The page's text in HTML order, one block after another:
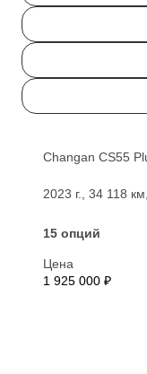
Changan CS55
2023 г., 34 118
15 опций
Цена
1 925 000 ₽